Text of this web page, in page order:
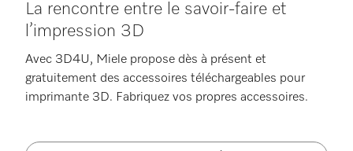
La rencontre entre le savoir-faire et
l’impression 3D
Avec 3D4U, Miele propose dès à présent et
gratuitement des accessoires téléchargeables pour
imprimante 3D. Fabriquez vos propres accessoires.